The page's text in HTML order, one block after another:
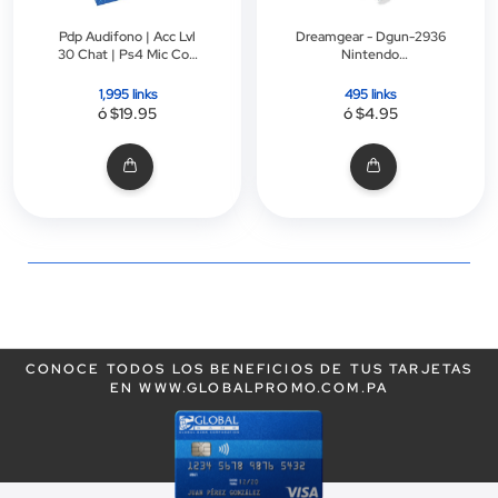
Pdp Audifono | Acc Lvl
30 Chat | Ps4 Mic Con
Con Flip | Gris
1,995 links
ó $19.95
Dreamgear - Dgun-2936
Nintendo
System:Classic Edition
Power Kit
495 links
ó $4.95
CONOCE TODOS LOS BENEFICIOS DE TUS TARJETAS
EN WWW.GLOBALPROMO.COM.PA